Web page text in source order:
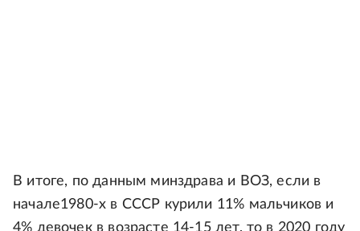
В итоге, по данным минздрава и ВОЗ, если в
начале1980-х в СССР курили 11% мальчиков и
4% девочек в возрасте 14-15 лет, то в 2020 году